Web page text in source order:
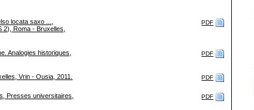
locata saxo ...,
Roma - Bruxelles,
PDF
Analogies historiques,
PDF
Vrin - Ousia, 2011.
PDF
Presses universitaires,
PDF